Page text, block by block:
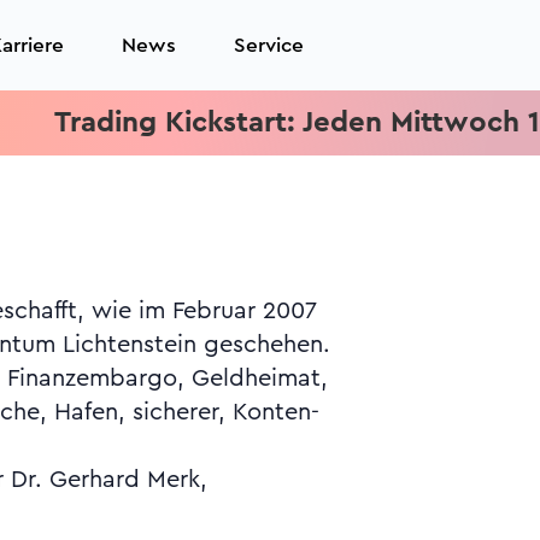
News Service
Kickstart: Jeden Mittwoch 15.15
Gerhard Merk,